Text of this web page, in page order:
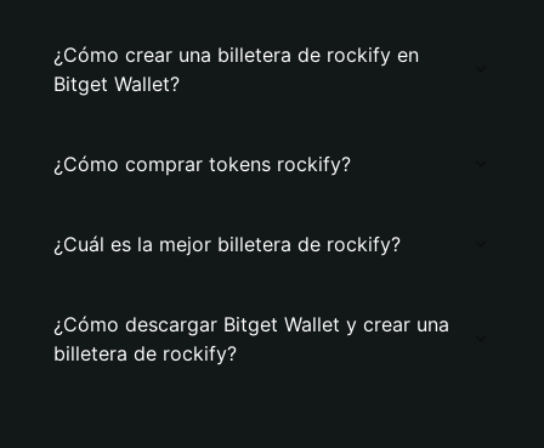
¿Cómo crear una billetera de rockify en
Bitget Wallet?
¿Cómo comprar tokens rockify?
¿Cuál es la mejor billetera de rockify?
¿Cómo descargar Bitget Wallet y crear una
billetera de rockify?